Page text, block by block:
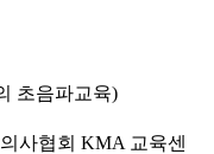
초음파교육)
사협회 KMA 교육센